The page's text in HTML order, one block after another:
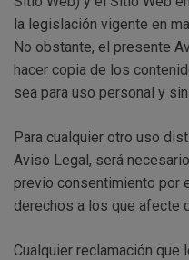
la legislación vigente en
No obstante, el presente
hacer copia de los
sea para uso personal y
Para cualquier otro uso
Aviso Legal, será
previo consentimiento por
derechos a los que afecte
Cualquier reclamación que